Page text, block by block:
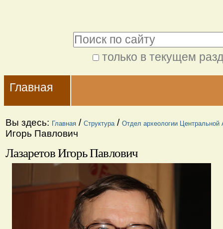
содержимому.
Перейти
навигации
только в текущем
поиск
Navigation
Главная
Вы здесь: Главная / Структура / Отдел археологии Центральной
Игорь Павлович
Лазаретов Игорь Павлович